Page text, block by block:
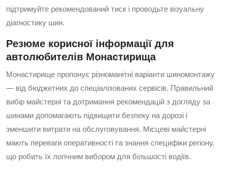
підтримуйте рекомендований тиск і проводьте візуальну
діагностику шин.
Резюме корисної інформації для
автолюбителів Монастирища
Монастирище пропонує різноманітні варіанти шиномонтажу
— від бюджетних до спеціалізованих сервісів. Правильний
вибір майстерні та дотримання рекомендацій з догляду за
шинами допомагають підвищити безпеку на дорозі і
зменшити витрати на обслуговування. Місцеві майстерні
мають переваги оперативності та знання специфіки регіону,
що робить їх логічним вибором для більшості водіїв.